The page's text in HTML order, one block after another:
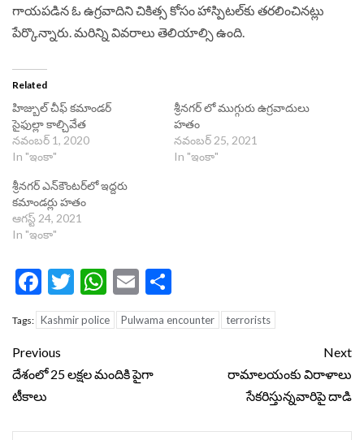
గాయపడిన ఓ ఉగ్రవాదిని చికిత్స కోసం హాస్పిటల్‌కు తరలించినట్లు
పేర్కొన్నారు. మరిన్ని వివరాలు తెలియాల్సి ఉంది.
Related
హిజ్బుల్ చీఫ్‌ కమాండర్‌
సైఫుల్లా కాల్చివేత
నవంబర్ 1, 2020
In "ఇంకా"
శ్రీనగర్ లో ముగ్గురు ఉగ్రవాదులు
హతం
నవంబర్ 25, 2021
In "ఇంకా"
శ్రీనగర్ ఎన్‌కౌంటర్‌లో ఇద్దరు
కమాండర్లు హతం
ఆగస్ట్ 24, 2021
In "ఇంకా"
Facebook
Twitter
WhatsApp
Email
Tags: Kashmir police Pulwama encounter terrorists
Continue
Reading
Previous
దేశంలో 25 లక్షల మందికి పైగా
టీకాలు
Next
రామాలయంకు విరాళాలు
సేకరిస్తున్నవారిపై దాడి